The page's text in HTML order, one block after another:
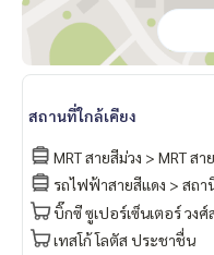
* ตู้เสื้อผ้าใหญ่ บานเลื่อน
* โต๊ะเครื่องแป้ง + เก้าอี้
* ชั้นวางของ
* โซฟา + โต๊ะกลาง
* ผ้าม่าน 2 ชั้น
* เตียง + ที่นอน
* โต๊ะข้างเตียง
* ครัวบิ้วอิน
* โต๊ะ+เก้าอี้
สถานที่ใกล้เคียง
MRT สายสีม่วง > MRT ส
รถไฟฟ้าสายสีแดง > สถ
บิ๊กซี ซูเปอร์เซ็นเตอร์ วงศ์
เทสโก้ โลตัส ประชาชื่น